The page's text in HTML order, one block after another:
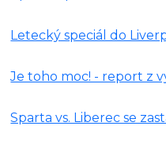
Letecký speciál do
Je toho moc! - report z
Sparta vs. Liberec se